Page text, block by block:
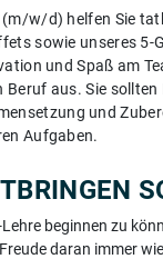
w/d) helfen Sie
sowie unseres 5-
und Spaß am
Beruf aus. Sie
und
Aufgaben.
Lehre beginnen zu
daran immer